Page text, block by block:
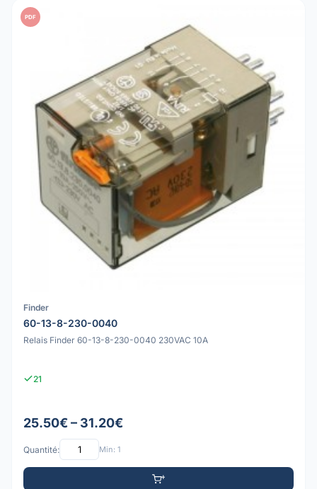
PDF
Finder
60-13-8-230-0040
Relais Finder 60-13-8-230-0040 230VAC 10A
21
25.50€ – 31.20€
Quantité: Min: 1